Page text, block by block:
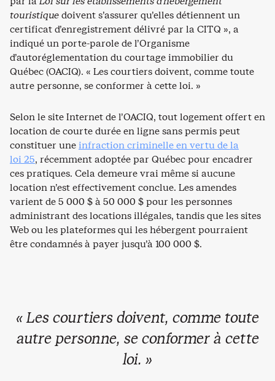
touristiquedoivent s’assurer qu’elles détiennent un
certificat d’enregistrement délivré par la CITQ », a
indiqué un porte-parole de l’Organisme
d’autoréglementation du courtage immobilier du
Québec (OACIQ). « Les courtiers doivent, comme toute
autre personne, se conformer à cette loi. »
Selon le site Internet de l’OACIQ, tout logement offert en
location de courte durée en ligne sans permis peut
constituer uneinfraction criminelle en vertu de la
loi 25, récemment adoptée par Québec pour encadrer
ces pratiques. Cela demeure vrai même si aucune
location n’est effectivement conclue. Les amendes
varient de 5 000 $ à 50 000 $ pour les personnes
administrant des locations illégales, tandis que les sites
Web ou les plateformes qui les hébergent pourraient
être condamnés à payer jusqu’à 100 000 $.
« Les courtiers doivent, comme toute
autre personne, se conformer à cette
loi. »